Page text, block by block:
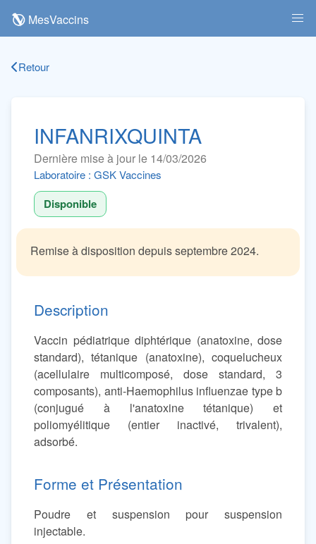
MesVaccins
Retour
INFANRIXQUINTA
Dernière mise à jour le 14/03/2026
Laboratoire : GSK Vaccines
Disponible
Remise à disposition depuis septembre 2024.
Description
Vaccin pédiatrique diphtérique (anatoxine, dose
standard), tétanique (anatoxine), coquelucheux
(acellulaire multicomposé, dose standard, 3
composants), anti-Haemophilus influenzae type b
(conjugué à l'anatoxine tétanique) et
poliomyélitique (entier inactivé, trivalent),
adsorbé.
Forme et Présentation
Poudre et suspension pour suspension
injectable.